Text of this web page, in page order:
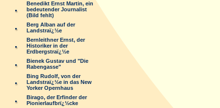
Benedikt Ernst Martin, ein
bedeutender Journalist
(Bild fehlt)
Berg Alban auf der
Landstraï¿½e
Bernleithner Ernst, der
Historiker in der
Erdbergstraï¿½e
Bienek Gustav und "Die
Rabengasse"
Bing Rudolf, von der
Landstraï¿½e in das New
Yorker Opernhaus
Birago, der Erfinder der
Pionierlaufbrï¿½cke